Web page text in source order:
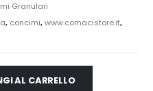
Granulari
, concimi,www.comacistore.it,
AL CARRELLO